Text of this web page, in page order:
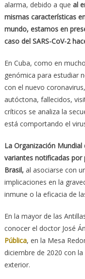
alarma, debido a que al
mismas características
mundo, estamos en
caso del SARS-CoV-2
En Cuba, como en
genómica para estudiar
con el nuevo
autóctona, fallecidos,
críticos se analiza la
está comportando el
La Organización
variantes notificadas por
Brasil, al asociarse con
implicaciones en la
inmune o la eficacia de
En la mayor de las
conocer el doctor José
Pública, en la Mesa
diciembre de 2020 con
exterior.